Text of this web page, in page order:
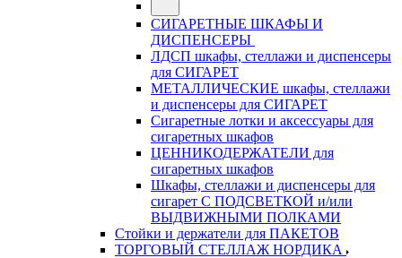
СИГАРЕТНЫЕ ШКАФЫ И
ДИСПЕНСЕРЫ
ЛДСП шкафы, стеллажи и диспенсеры
для СИГАРЕТ
МЕТАЛЛИЧЕСКИЕ шкафы, стеллажи
и диспенсеры для СИГАРЕТ
Сигаретные лотки и аксессуары для
сигаретных шкафов
ЦЕННИКОДЕРЖАТЕЛИ для
сигаретных шкафов
Шкафы, стеллажи и диспенсеры для
сигарет С ПОДСВЕТКОЙ и/или
ВЫДВИЖНЫМИ ПОЛКАМИ
Стойки и держатели для ПАКЕТОВ
ТОРГОВЫЙ СТЕЛЛАЖ НОРДИКА